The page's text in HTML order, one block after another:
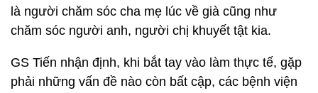
là người chăm sóc cha mẹ lúc về già cũng như
chăm sóc người anh, người chị khuyết tật kia.
GS Tiến nhận định, khi bắt tay vào làm thực tế, gặp
phải những vấn đề nào còn bất cập, các bệnh viện